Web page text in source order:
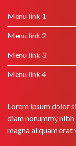
Menu link 1
Menu link 2
Menu link 3
Menu link 4
Lorem ipsum dolor
diam nonummy
magna aliquam erat